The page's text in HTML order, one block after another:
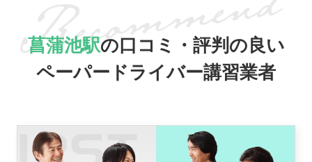
菖蒲池駅の口コミ・評判の良い
ペーパードライバー講習業者